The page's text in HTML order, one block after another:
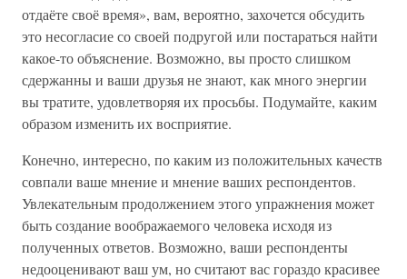
отдаёте своё время», вам, вероятно, захочется обсудить
это несогласие со своей подругой или постараться найти
какое-то объяснение. Возможно, вы просто слишком
сдержанны и ваши друзья не знают, как много энергии
вы тратите, удовлетворяя их просьбы. Подумайте, каким
образом изменить их восприятие.
Конечно, интересно, по каким из положительных качеств
совпали ваше мнение и мнение ваших респондентов.
Увлекательным продолжением этого упражнения может
быть создание воображаемого человека исходя из
полученных ответов. Возможно, ваши респонденты
недооценивают ваш ум, но считают вас гораздо красивее